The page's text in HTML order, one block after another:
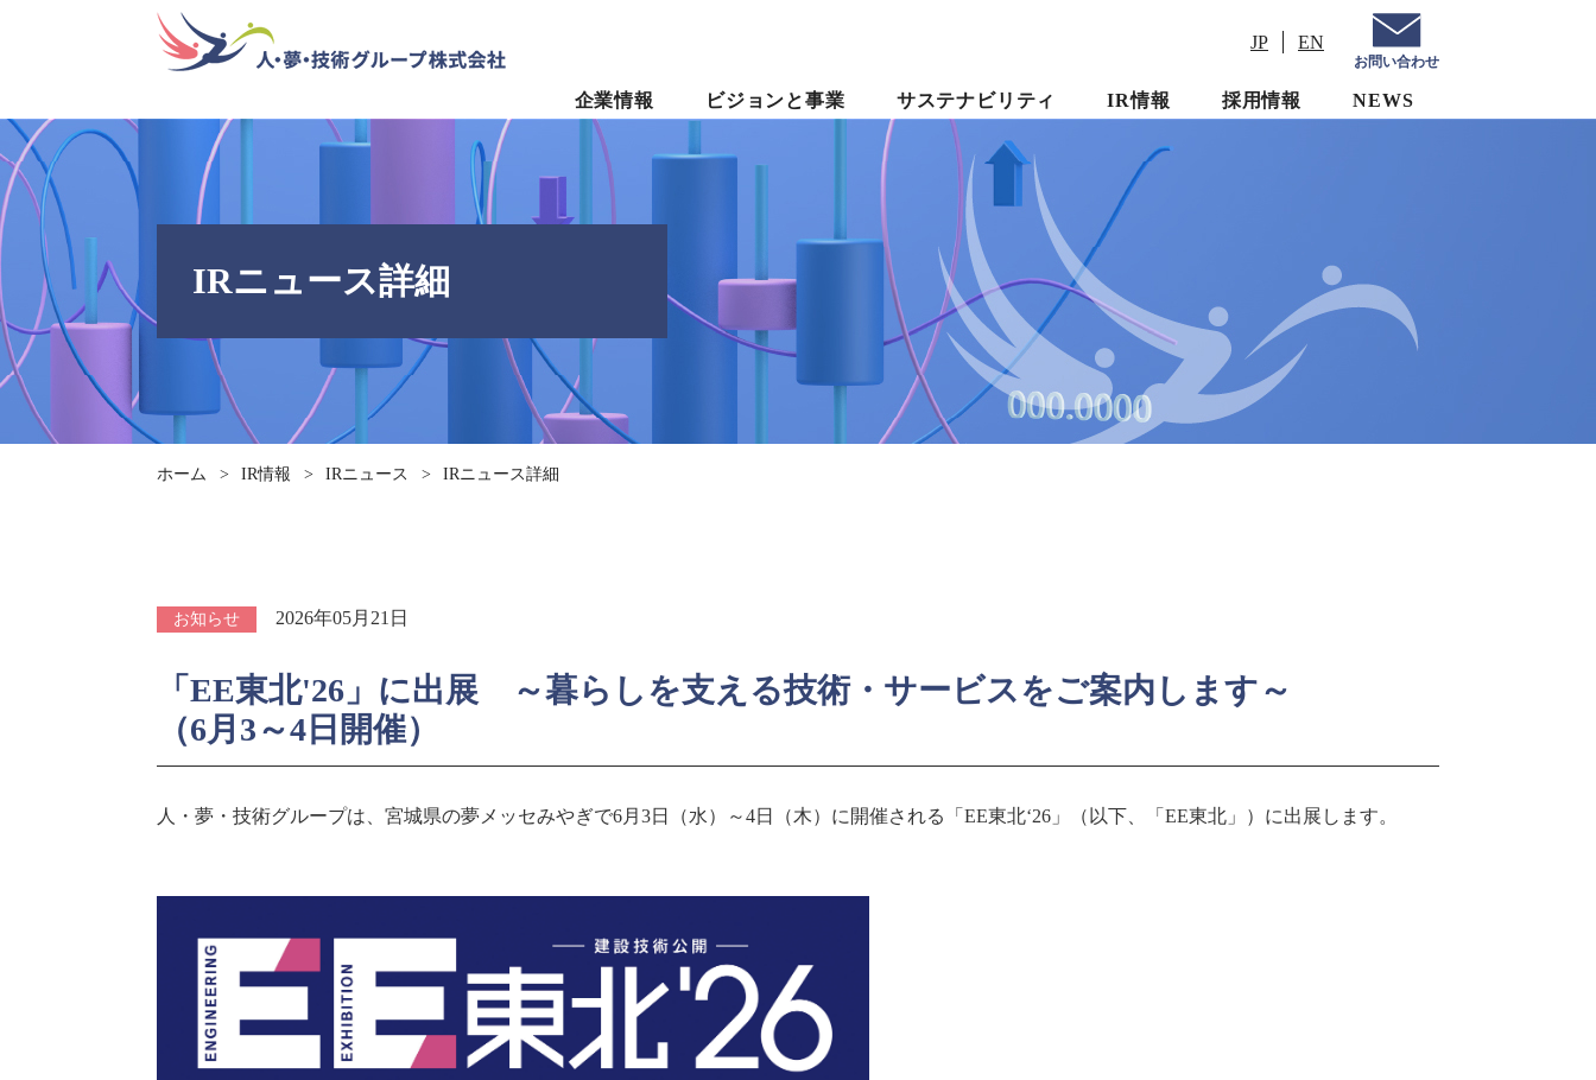
JP EN
お問い合わせ
企業情報 ビジョンと事業 サステナビリティ IR情報 採用情報 NEWS
IRニュース詳細
ホーム > IR情報 > IRニュース > IRニュース詳細
お知らせ 2026年05月21日
「EE東北'26」に出展 ～暮らしを支える技術・サービスをご案内します～
（6月3～4日開催）
人・夢・技術グループは、宮城県の夢メッセみやぎで6月3日（水）～4日（木）に開催される「EE東北‘26」（以下、「EE東北」）に出展します。